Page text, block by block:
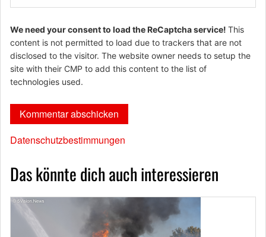
We need your consent to load the ReCaptcha service! This
content is not permitted to load due to trackers that are not
disclosed to the visitor. The website owner needs to setup the
site with their CMP to add this content to the list of
technologies used.
Datenschutzbestimmungen
Das könnte dich auch interessieren